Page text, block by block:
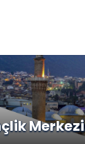
Merkezi